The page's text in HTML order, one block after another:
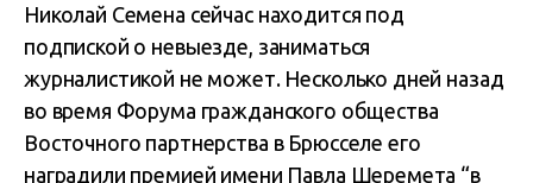
Николай Семена сейчас находится под
подпиской о невыезде, заниматься
журналистикой не может. Несколько дней назад
во время Форума гражданского общества
Восточного партнерства в Брюсселе его
наградили премией имени Павла Шеремета “в